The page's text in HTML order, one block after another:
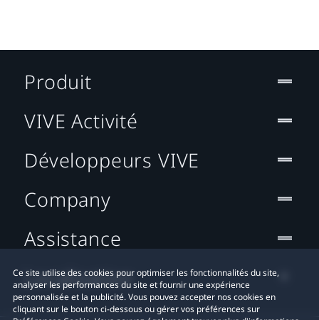
Ce site utilise des cookies pour optimiser les fonctionnalités du site,
analyser les performances du site et fournir une expérience
personnalisée et la publicité. Vous pouvez accepter nos cookies en
cliquant sur le bouton ci-dessous ou gérer vos préférences sur
Produit
VIVE Activité
Développeurs VIVE
Company
Assistance
Localisation